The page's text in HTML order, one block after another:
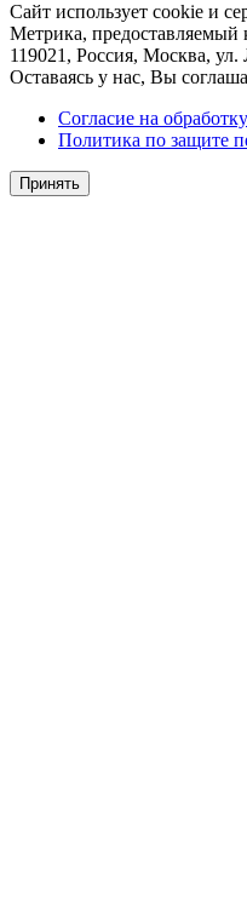
Сайт использует cookie и
Метрика,
119021, Россия, Москва, ул.
Оставаясь у нас, Вы
Согласие на
Политика по защите
Принять